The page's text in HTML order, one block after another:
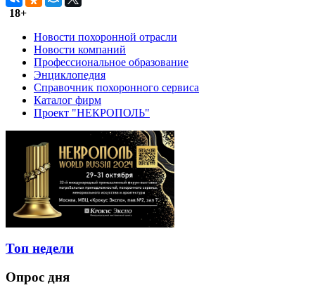
18+
Новости похоронной отрасли
Новости компаний
Профессиональное образование
Энциклопедия
Справочник похоронного сервиса
Каталог фирм
Проект "НЕКРОПОЛЬ"
Топ недели
Опрос дня